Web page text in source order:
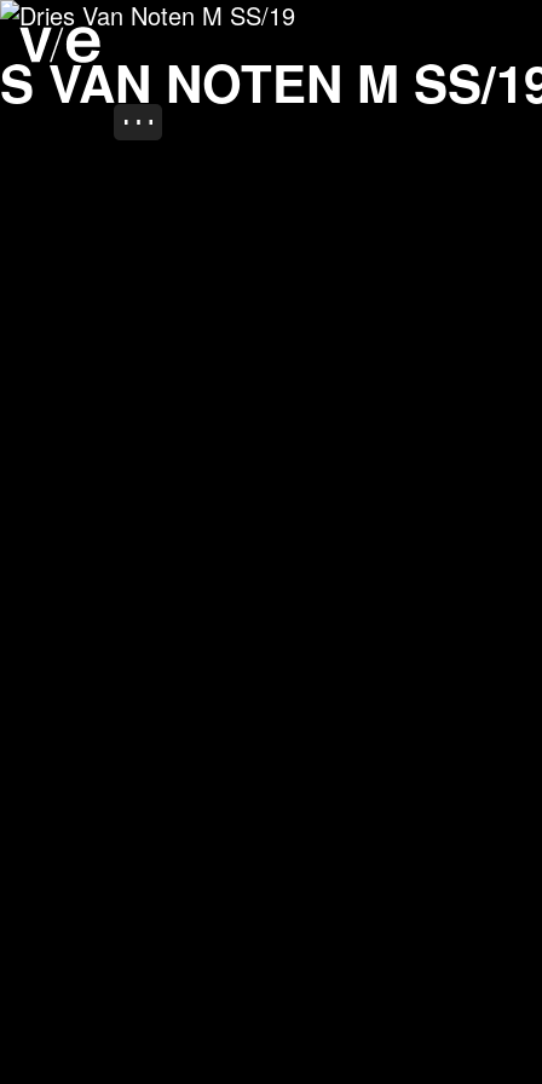
VAN NOTEN M SS/
Dries Van Noten M SS/
Project images